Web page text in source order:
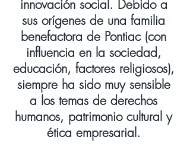
innovación social. Debido a
sus orígenes de una familia
benefactora de Pontiac (con
influencia en la sociedad,
educación, factores religiosos),
siempre ha sido muy sensible
a los temas de derechos
humanos, patrimonio cultural y
ética empresarial.